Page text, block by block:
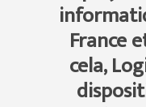
France
cela,